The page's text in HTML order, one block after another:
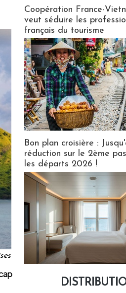
Coopération France-
veut séduire les
français du tourisme
Bon plan croisière :
réduction sur le 2ème
les départs 2026 !